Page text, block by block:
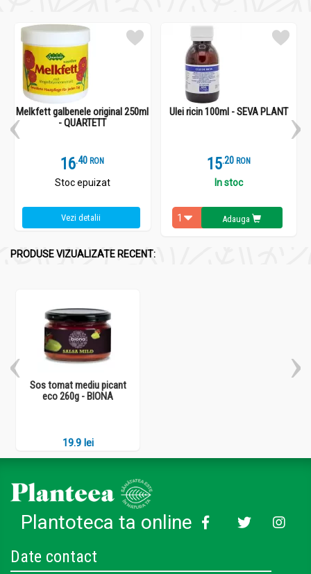
Melkfett galbenele original 250ml
- QUARTETT
16.4 RON
Stoc epuizat
Vezi detalii
Ulei ricin 100ml - SEVA PLANT
15.2 RON
In stoc
Adauga
PRODUSE VIZUALIZATE RECENT:
Sos tomat mediu picant
eco 260g - BIONA
19.9 lei
Plantoteca ta online
Date contact